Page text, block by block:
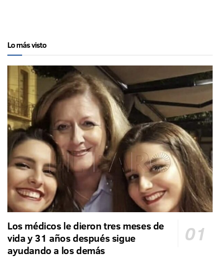
Lo más visto
Los médicos le dieron tres meses de
vida y 31 años después sigue
ayudando a los demás